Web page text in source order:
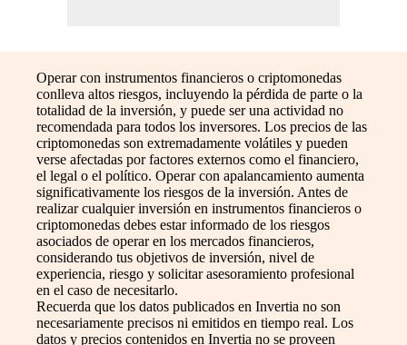
Operar con instrumentos financieros o criptomonedas
conlleva altos riesgos, incluyendo la pérdida de parte o la
totalidad de la inversión, y puede ser una actividad no
recomendada para todos los inversores. Los precios de las
criptomonedas son extremadamente volátiles y pueden
verse afectadas por factores externos como el financiero,
el legal o el político. Operar con apalancamiento aumenta
significativamente los riesgos de la inversión. Antes de
realizar cualquier inversión en instrumentos financieros o
criptomonedas debes estar informado de los riesgos
asociados de operar en los mercados financieros,
considerando tus objetivos de inversión, nivel de
experiencia, riesgo y solicitar asesoramiento profesional
en el caso de necesitarlo.
Recuerda que los datos publicados en Invertia no son
necesariamente precisos ni emitidos en tiempo real. Los
datos y precios contenidos en Invertia no se proveen